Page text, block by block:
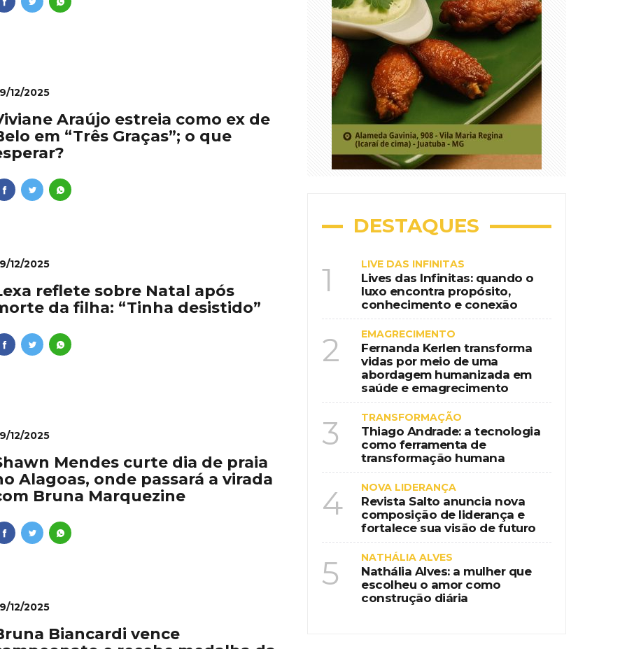
12/2025
Araújo estreia como ex de
em “Três Graças”; o que
12/2025
reflete sobre Natal após
da filha: “Tinha desistido”
12/2025
Mendes curte dia de praia
Alagoas, onde passará a virada
Bruna Marquezine
12/2025
Biancardi vence
DESTAQUES
1 LIVE DAS INFINITAS
Lives das Infinitas: quando o
luxo encontra propósito,
conhecimento e conexão
2 EMAGRECIMENTO
Fernanda Kerlen transforma
vidas por meio de uma
abordagem humanizada em
saúde e emagrecimento
3 TRANSFORMAÇÃO
Thiago Andrade: a tecnologia
como ferramenta de
transformação humana
4 NOVA LIDERANÇA
Revista Salto anuncia nova
composição de liderança e
fortalece sua visão de futuro
5 NATHÁLIA ALVES
Nathália Alves: a mulher que
escolheu o amor como
construção diária